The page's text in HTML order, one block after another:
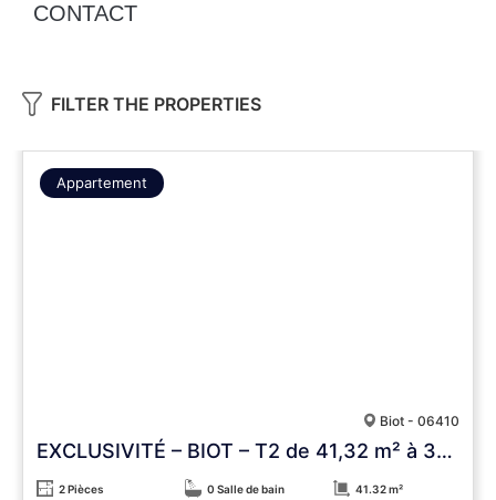
CONTACT
FILTER THE PROPERTIES
Appartement
Biot - 06410
EXCLUSIVITÉ – BIOT – T2 de 41,32 m² à 300 m de la Mouratoglou Academy – Terrasse & vue dégagée
2 Pièces 0 Salle de bain 41.32 m²